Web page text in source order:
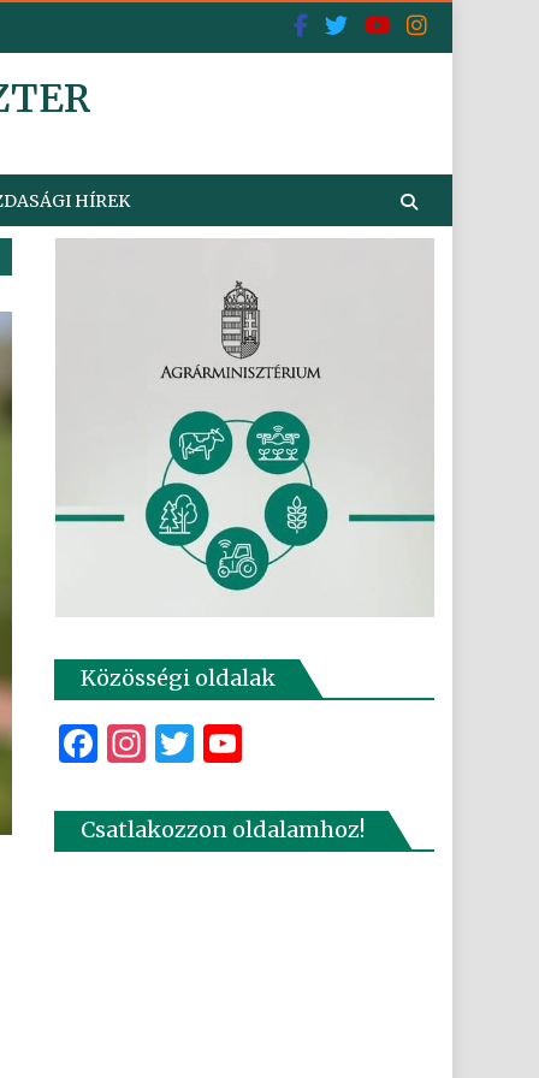
HÍREK
Közösségi oldalak
Facebook
Instagram
Twitter
Csatlakozzon oldalamhoz!